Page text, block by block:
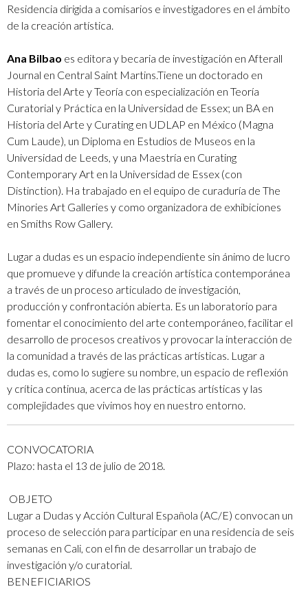
Residencia dirigida a comisarios e investigadores en el ámbito
de la creación artística.
Ana Bilbao es editora y becaria de investigación en Afterall
Journal en Central Saint Martins.Tiene un doctorado en
Historia del Arte y Teoría con especialización en Teoría
Curatorial y Práctica en la Universidad de Essex; un BA en
Historia del Arte y Curating en UDLAP en México (Magna
Cum Laude), un Diploma en Estudios de Museos en la
Universidad de Leeds, y una Maestría en Curating
Contemporary Art en la Universidad de Essex (con
Distinction). Ha trabajado en el equipo de curaduría de The
Minories Art Galleries y como organizadora de exhibiciones
en Smiths Row Gallery.
Lugar a dudas es un espacio independiente sin ánimo de lucro
que promueve y difunde la creación artística contemporánea
a través de un proceso articulado de investigación,
producción y confrontación abierta. Es un laboratorio para
fomentar el conocimiento del arte contemporáneo, facilitar el
desarrollo de procesos creativos y provocar la interacción de
la comunidad a través de las prácticas artísticas. Lugar a
dudas es, como lo sugiere su nombre, un espacio de reflexión
y crítica continua, acerca de las prácticas artísticas y las
complejidades que vivimos hoy en nuestro entorno.
CONVOCATORIA
Plazo: hasta el 13 de julio de 2018.
OBJETO
Lugar a Dudas y Acción Cultural Española (AC/E) convocan un
proceso de selección para participar en una residencia de seis
semanas en Cali, con el fin de desarrollar un trabajo de
investigación y/o curatorial.
BENEFICIARIOS